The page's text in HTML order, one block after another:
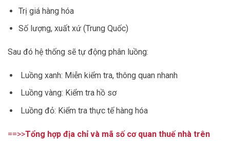
Trị giá hàng hóa
Số lượng, xuất xứ (Trung Quốc)
Sau đó hệ thống sẽ tự động phân luồng:
Luồng xanh: Miễn kiểm tra, thông quan nhanh
Luồng vàng: Kiểm tra hồ sơ
Luồng đỏ: Kiểm tra thực tế hàng hóa
==>>Tổng hợp địa chỉ và mã số cơ quan thuế nhà trên